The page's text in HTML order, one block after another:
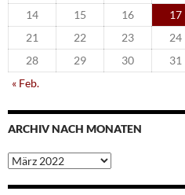
14
15 16 17
21
22 23 24
28
29 30
31
« Feb.
ARCHIV NACH MONATEN
Archiv
nach
Monaten